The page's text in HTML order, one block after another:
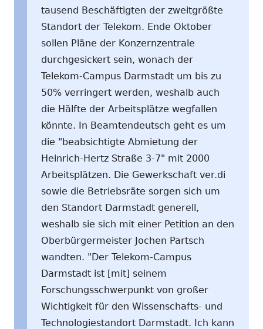
tausend Beschäftigten der zweitgrößte
Standort der Telekom. Ende Oktober
sollen Pläne der Konzernzentrale
durchgesickert sein, wonach der
Telekom-Campus Darmstadt um bis zu
50% verringert werden, weshalb auch
die Hälfte der Arbeitsplätze wegfallen
könnte. In Beamtendeutsch geht es um
die "beabsichtigte Abmietung der
Heinrich-Hertz Straße 3-7" mit 2000
Arbeitsplätzen. Die Gewerkschaft ver.di
sowie die Betriebsräte sorgen sich um
den Standort Darmstadt generell,
weshalb sie sich mit einer Petition an den
Oberbürgermeister Jochen Partsch
wandten. "Der Telekom-Campus
Darmstadt ist [mit] seinem
Forschungsschwerpunkt von großer
Wichtigkeit für den Wissenschafts- und
Technologiestandort Darmstadt. Ich kann